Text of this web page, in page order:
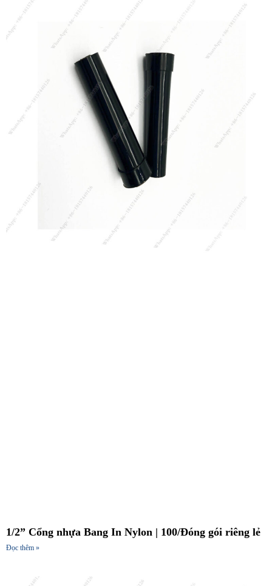
1/2” Cổng nhựa Bang In Nylon | 100/Đóng gói riêng lẻ
Đọc thêm »